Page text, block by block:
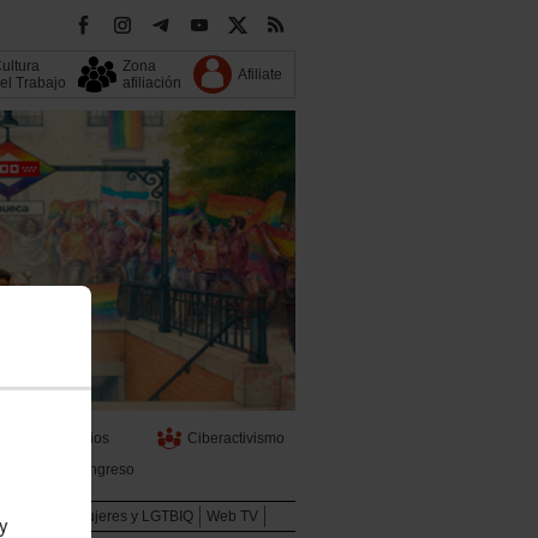
Trabajo
Zona
afiliación
Afiliate
Servicios
Ciberactivismo
13 Congreso
Mujeres y LGTBIQ Web TV